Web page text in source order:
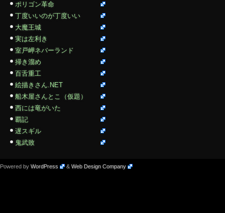
ポリゴン革命
丁度いいのが丁度いい
大魔王城
実は左利き
室戸岬ネバーランド
掃き溜め
百舌重工
絵描きさん.NET
船木屋さんとこ（仮題）
西には竜がいた
覇記
遅スギル
鬼武致
Powered by WordPress & Web Design Company